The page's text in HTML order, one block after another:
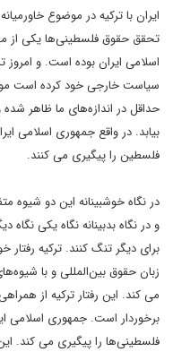
ایران با ترکیه در موضوع
تحقق حقوق فلسطینی‌ها یکی از
اسلامی ایران بوده است. و امروز
سیاست خارجی خود کرده است
حداقل در اندازه‌های ما ظاهر شده
بیابد. در واقع جمهوری اسلامی
فلسطین را پیگیری می کنند.
در نگاه خوشبینانه این دو شیوه
و در نگاه بدبینانه نگاه یکی
برای دیگر تنگ کنند. ترکیه رفتار
زبان حقوق بین‌المللی و با
می کند. این رفتار ترکیه از
برخوردار است. جمهوری
فلسطینی‌ها را پیگیری می کند.